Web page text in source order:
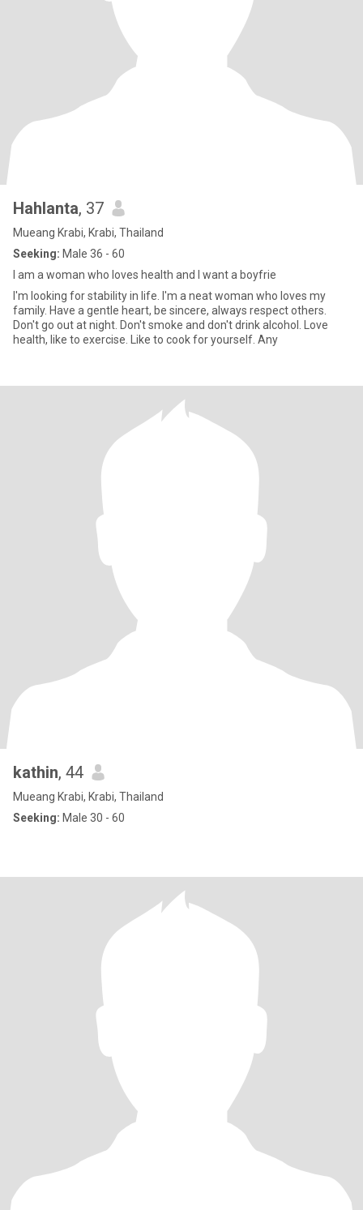
Hahlanta, 37
Mueang Krabi, Krabi, Thailand
Seeking: Male 36 - 60
I am a woman who loves health and I want a boyfrie
I'm looking for stability in life. I'm a neat woman who loves my
family. Have a gentle heart, be sincere, always respect others.
Don't go out at night. Don't smoke and don't drink alcohol. Love
health, like to exercise. Like to cook for yourself. Any
kathin, 44
Mueang Krabi, Krabi, Thailand
Seeking: Male 30 - 60